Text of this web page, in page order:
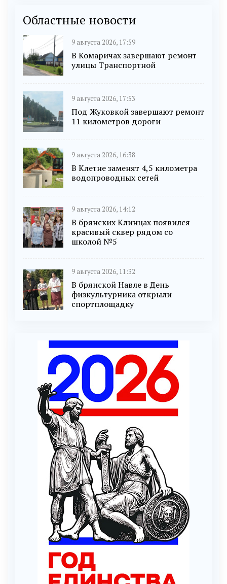
Областные новости
9 августа 2026, 17:59
В Комаричах завершают ремонт
улицы Транспортной
9 августа 2026, 17:53
Под Жуковкой завершают ремонт
11 километров дороги
9 августа 2026, 16:38
В Клетне заменят 4,5 километра
водопроводных сетей
9 августа 2026, 14:12
В брянских Клинцах появился
красивый сквер рядом со
школой №5
9 августа 2026, 11:32
В брянской Навле в День
физкультурника открыли
спортплощадку